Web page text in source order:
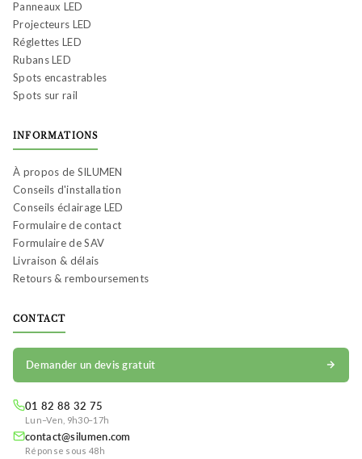
Panneaux LED
Projecteurs LED
Réglettes LED
Rubans LED
Spots encastrables
Spots sur rail
INFORMATIONS
À propos de SILUMEN
Conseils d'installation
Conseils éclairage LED
Formulaire de contact
Formulaire de SAV
Livraison & délais
Retours & remboursements
CONTACT
Demander un devis gratuit
01 82 88 32 75
Lun–Ven, 9h30–17h
contact@silumen.com
Réponse sous 48h